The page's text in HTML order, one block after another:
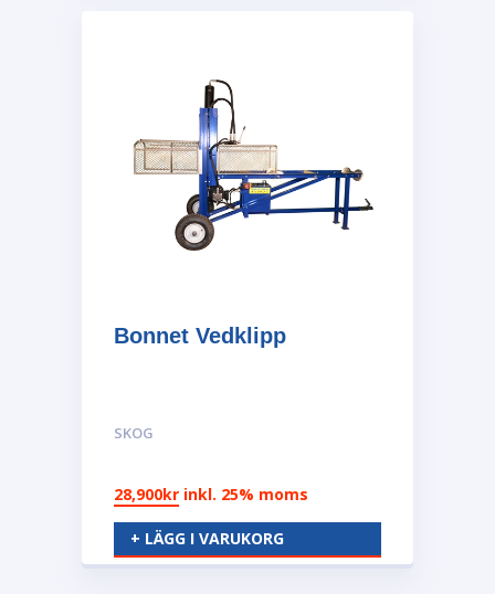
Bonnet Vedklipp
SKOG
28,900kr inkl. 25% moms
+ LÄGG I VARUKORG